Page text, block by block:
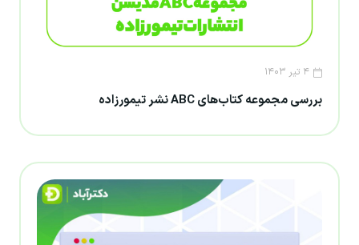
۴ تیر ۱۴۰۳
بررسی مجموعه کتاب‌های ABC نشر تیمورزاده